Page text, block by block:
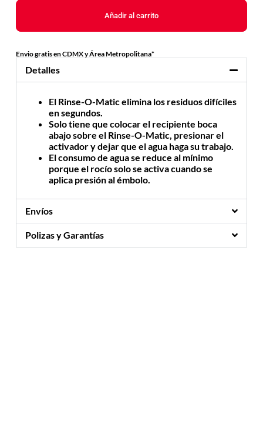
Añadir al carrito
Envio gratis en CDMX y Área Metropolitana*
Detalles
El Rinse-O-Matic elimina los residuos difíciles
en segundos.
Solo tiene que colocar el recipiente boca
abajo sobre el Rinse-O-Matic, presionar el
activador y dejar que el agua haga su trabajo.
El consumo de agua se reduce al mínimo
porque el rocío solo se activa cuando se
aplica presión al émbolo.
Envíos
Polizas y Garantías